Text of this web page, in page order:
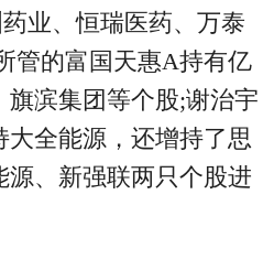
业、恒瑞医药、万泰
管的富国天惠A持有亿
滨集团等个股;谢治宇
全能源，还增持了思
、新强联两只个股进